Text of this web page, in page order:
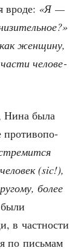
вро­де: «Я —
жен­щи­ну,
чело­ве­
Нина была
про­ти­во­по­
(sic!),
более
в част­но­сти
по пись­мам